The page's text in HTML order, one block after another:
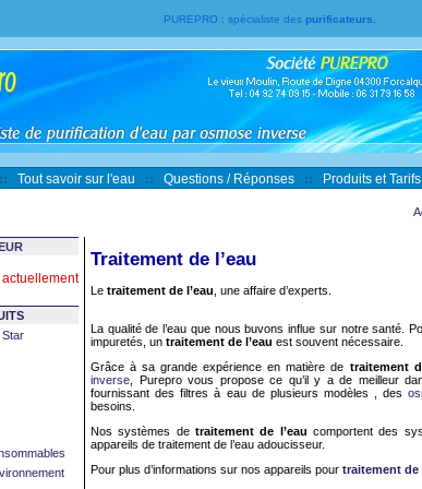
PUREPRO : spécialiste des purificateurs.
Tout savoir sur l'eau Questions / Réponses Produits et Tarifs
Star
Traitement de l’eau
Le traitement de l’eau , une affaire d’experts.
La qualité de l’eau que nous buvons influe sur notre santé.
impuretés, un traitement de l’eau est souvent nécessaire.
Grâce à sa grande expérience en matière de traitement
inverse , Purepro vous propose ce qu’il y a de meilleur
fournissant desfiltres à eaude plusieurs modèles , des
besoins.
Nos systèmes de traitement de l’eau comportent des
appareils de traitement de l’eau adoucisseur.
Pour plus d’informations sur nos appareils pour traitement de